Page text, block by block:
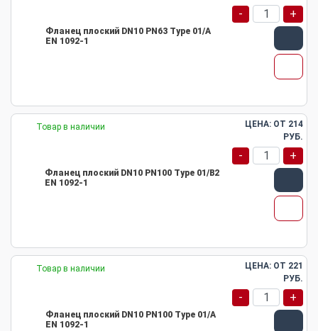
Фланец плоский DN10 PN63 Type 01/A
EN 1092-1
- +
Товар в наличии
Фланец плоский DN10 PN100 Type 01/B2
EN 1092-1
ЦЕНА: ОТ 214
РУБ.
- +
Товар в наличии
Фланец плоский DN10 PN100 Type 01/A
EN 1092-1
ЦЕНА: ОТ 221
РУБ.
- +